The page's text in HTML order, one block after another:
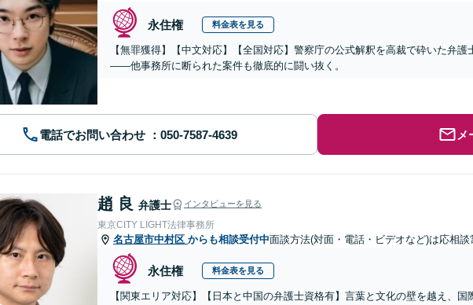
永住権 料金表を見る
【無罪獲得】【中文対応】【全国対応】警察庁の公式解釈を高裁で砕いた弁
——他事務所に断られた案件も徹底的に闘い抜く。
電話でお問い合わせ メ
趙 良 弁護士 インタビューを見る
東京CITY LIGHT法律事務所
名古屋市中村区 からも相談受付中面談方法(対面・電話・ビデオなど)は応相談
永住権 料金表を見る
【関東エリア対応】【日本と中国の弁護士資格有】言葉と文化の壁を越え、